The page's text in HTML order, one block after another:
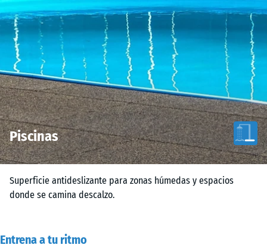
Piscinas
Superficie antideslizante para zonas húmedas y espacios
donde se camina descalzo.
Entrena a tu ritmo